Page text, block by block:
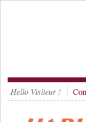
Hello Visiteur !